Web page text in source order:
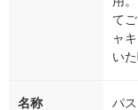
て
ャ
い
名称 パ